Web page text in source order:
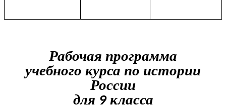
Рабочая программа
учебного курса по истории
России
для 9 класса